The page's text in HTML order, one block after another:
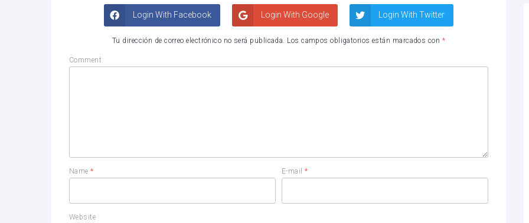
Login With Facebook Login With Google Login With Twitter
Tu dirección de correo electrónico no será publicada. Los campos obligatorios están marcados con *
Comment
Name* E-mail*
Website